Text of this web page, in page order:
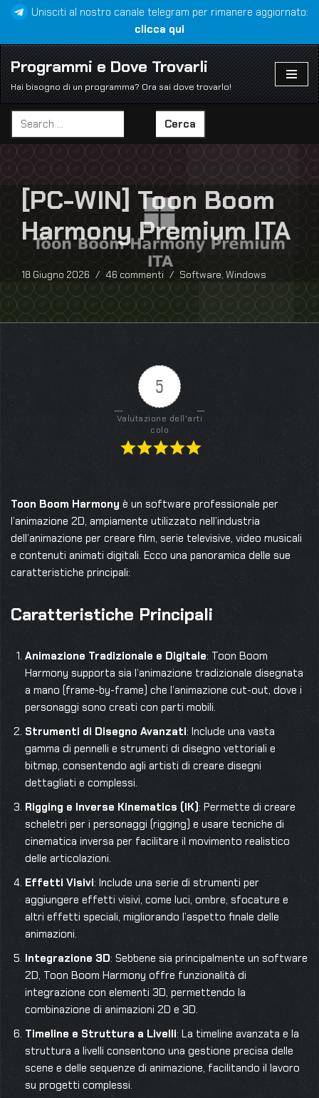
al
contenuto
Unisciti al nostro canale telegram per rimanere aggiornato:
clicca qui
Programmi e Dove Trovarli
Hai bisogno di un programma? Ora sai dove trovarlo!
Cerca
[PC-WIN] Toon Boom
Harmony Premium ITA
18 Giugno 2026 46 commenti Software, Windows
5
Valutazione dell'arti
colo
Toon Boom Harmony è un software professionale per
l’animazione 2D, ampiamente utilizzato nell’industria
dell’animazione per creare film, serie televisive, video musicali
e contenuti animati digitali. Ecco una panoramica delle sue
caratteristiche principali:
Caratteristiche Principali
Animazione Tradizionale e Digitale: Toon Boom
Harmony supporta sia l’animazione tradizionale disegnata
a mano (frame-by-frame) che l’animazione cut-out, dove i
personaggi sono creati con parti mobili.
Strumenti di Disegno Avanzati: Include una vasta
gamma di pennelli e strumenti di disegno vettoriali e
bitmap, consentendo agli artisti di creare disegni
dettagliati e complessi.
Rigging e Inverse Kinematics (IK): Permette di creare
scheletri per i personaggi (rigging) e usare tecniche di
cinematica inversa per facilitare il movimento realistico
delle articolazioni.
Effetti Visivi: Include una serie di strumenti per
aggiungere effetti visivi, come luci, ombre, sfocature e
altri effetti speciali, migliorando l’aspetto finale delle
animazioni.
Integrazione 3D: Sebbene sia principalmente un software
2D, Toon Boom Harmony offre funzionalità di
integrazione con elementi 3D, permettendo la
combinazione di animazioni 2D e 3D.
Timeline e Struttura a Livelli: La timeline avanzata e la
struttura a livelli consentono una gestione precisa delle
scene e delle sequenze di animazione, facilitando il lavoro
su progetti complessi.